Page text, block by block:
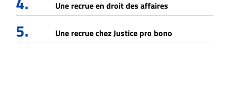
Une recrue en droit des affaires
5. Une recrue chez Justice pro bono